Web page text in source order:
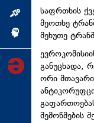
ინტერვიუ
ინქვიზიცია
საფრთხის
მეოთხე
მეხუთე
განუცხადა,
ორი
შემოწმების